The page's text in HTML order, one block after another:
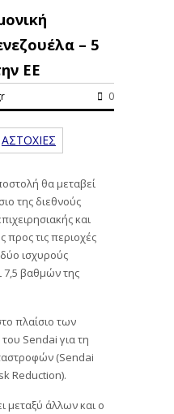
– 5
ΕΕ
0
ΑΣΤΟΧΙΕΣ
θα μεταβεί
της διεθνούς
και
τις περιοχές
ισχυρούς
7,5 βαθμών της
πλαίσιο των
Sendai για τη
(Sendai
Reduction).
μεταξύ άλλων και ο